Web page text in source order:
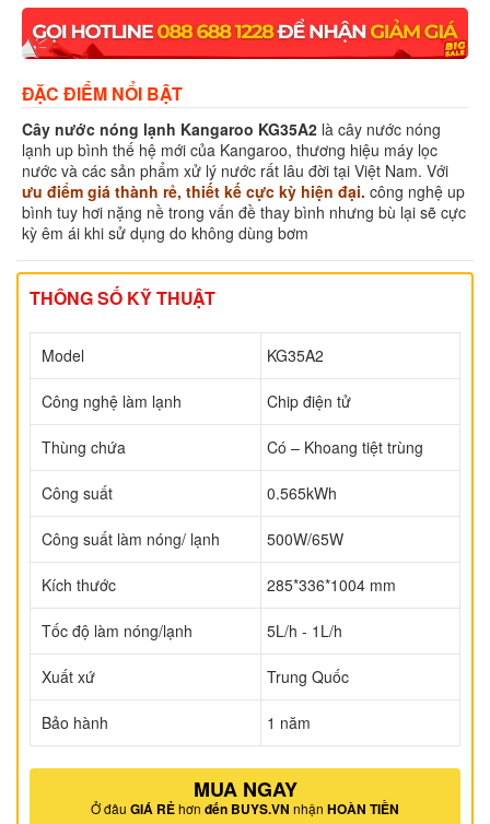
ĐẶC ĐIỂM NỔI BẬT
Cây nước nóng lạnh Kangaroo KG35A2 là cây nước nóng
lạnh up bình thế hệ mới của Kangaroo, thương hiệu máy lọc
nước và các sản phẩm xử lý nước rất lâu đời tại Việt Nam. Với
ưu điểm giá thành rẻ, thiết kế cực kỳ hiện đại. công nghệ up
bình tuy hơi nặng nề trong vấn đề thay bình nhưng bù lại sẽ cực
kỳ êm ái khi sử dụng do không dùng bơm
THÔNG SỐ KỸ THUẬT
Model KG35A2
Công nghệ làm lạnh Chip điện tử
Thùng chứa Có – Khoang tiệt trùng
Công suất 0.565kWh
Công suất làm nóng/ lạnh 500W/65W
Kích thước 285*336*1004 mm
Tốc độ làm nóng/lạnh 5L/h - 1L/h
Xuất xứ Trung Quốc
Bảo hành 1 năm
MUA NGAY
Ở đâu GIÁ RẺhơn đến BUYS.VN nhận HOÀN TIỀN